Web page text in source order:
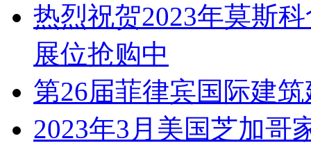
热烈祝贺2023年莫斯
展位抢购中
第26届菲律宾国际建
2023年3月美国芝加哥